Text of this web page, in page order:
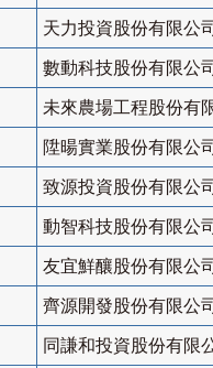
天力投資股份有限公司
數動科技股份有限公司
未來農場工程股份有
陞暘實業股份有限公司
致源投資股份有限公司
動智科技股份有限公司
友宜鮮釀股份有限公司
齊源開發股份有限公司
同謙和投資股份有限